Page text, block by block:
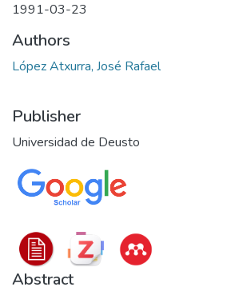
1991-03-23
Authors
López Atxurra, José Rafael
Publisher
Universidad de Deusto
Abstract